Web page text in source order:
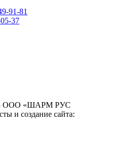
91-81
37
ООО «ШАРМ РУС
и создание сайта: